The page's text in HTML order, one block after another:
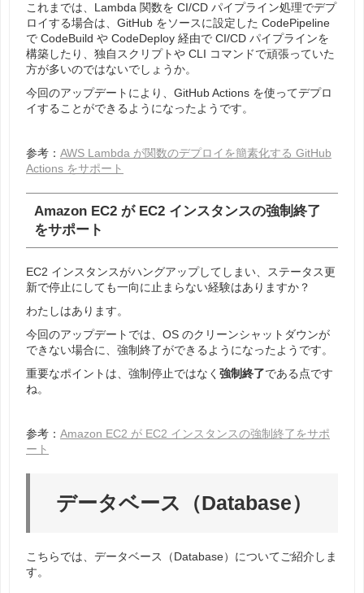
これまでは、Lambda 関数を CI/CD パイプライン処理でデプ
ロイする場合は、GitHub をソースに設定した CodePipeline
で CodeBuild や CodeDeploy 経由で CI/CD パイプラインを
構築したり、独自スクリプトや CLI コマンドで頑張っていた
方が多いのではないでしょうか。
今回のアップデートにより、GitHub Actions を使ってデプロ
イすることができるようになったようです。
参考： AWS Lambda が関数のデプロイを簡素化する GitHub
Actions をサポート
Amazon EC2 が EC2 インスタンスの強制終了
をサポート
EC2 インスタンスがハングアップしてしまい、ステータス更
新で停止にしても一向に止まらない経験はありますか？
わたしはあります。
今回のアップデートでは、OS のクリーンシャットダウンが
できない場合に、強制終了ができるようになったようです。
重要なポイントは、強制停止ではなく 強制終了である点です
ね。
参考： Amazon EC2 が EC2 インスタンスの強制終了をサポ
ート
データベース（Database）
こちらでは、データベース（Database）についてご紹介しま
す。